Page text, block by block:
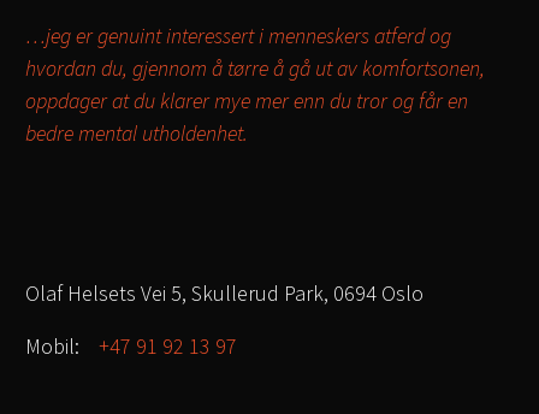
…jeg er genuint interessert i menneskers atferd og
hvordan du, gjennom å tørre å gå ut av komfortsonen,
oppdager at du klarer mye mer enn du tror og får en
bedre mental utholdenhet.
Olaf Helsets Vei 5, Skullerud Park, 0694 Oslo
Mobil: +47 91 92 13 97